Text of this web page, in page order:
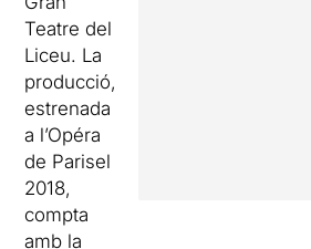
Teatre del
Liceu. La
producció,
estrenada
a l’Opéra
de Parisel
2018,
compta
amb la